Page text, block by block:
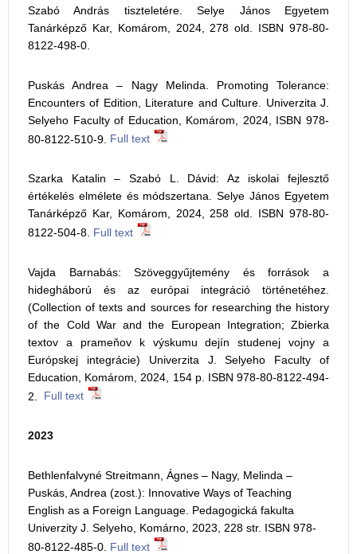
Szabó András tiszteletére. Selye János Egyetem
Tanárképző Kar, Komárom, 2024, 278 old. ISBN 978-80-
8122-498-0.
Puskás Andrea – Nagy Melinda. Promoting Tolerance:
Encounters of Edition, Literature and Culture. Univerzita J.
Selyeho Faculty of Education, Komárom, 2024, ISBN 978-
80-8122-510-9. Full text
Szarka Katalin – Szabó L. Dávid: Az iskolai fejlesztő
értékelés elmélete és módszertana. Selye János Egyetem
Tanárképző Kar, Komárom, 2024, 258 old. ISBN 978-80-
8122-504-8. Full text
Vajda Barnabás: Szöveggyűjtemény és források a
hidegháború és az európai integráció történetéhez.
(Collection of texts and sources for researching the history
of the Cold War and the European Integration; Zbierka
textov a prameňov k výskumu dejín studenej vojny a
Európskej integrácie) Univerzita J. Selyeho Faculty of
Education, Komárom, 2024, 154 p. ISBN 978-80-8122-494-
2. Full text
2023
Bethlenfalvyné Streitmann, Ágnes – Nagy, Melinda –
Puskás, Andrea (zost.): Innovative Ways of Teaching
English as a Foreign Language. Pedagogická fakulta
Univerzity J. Selyeho, Komárno, 2023, 228 str. ISBN 978-
80-8122-485-0. Full text